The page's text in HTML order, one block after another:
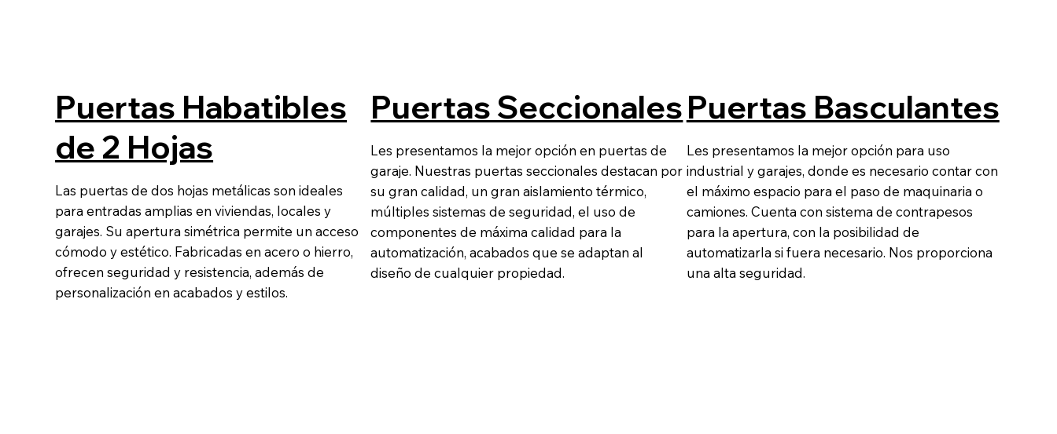
Puertas Habatibles
de 2 Hojas
Las puertas de dos hojas metálicas son ideales
para entradas amplias en viviendas, locales y
garajes. Su apertura simétrica permite un acceso
cómodo y estético. Fabricadas en acero o hierro,
ofrecen seguridad y resistencia, además de
personalización en acabados y estilos.
Puertas Seccionales
Les presentamos la mejor opción en puertas de
garaje. Nuestras puertas seccionales destacan por
su gran calidad, un gran aislamiento térmico,
múltiples sistemas de seguridad, el uso de
componentes de máxima calidad para la
automatización, acabados que se adaptan al
diseño de cualquier propiedad.
Puertas Basculantes
Les presentamos la mejor opción para uso
industrial y garajes, donde es necesario contar con
el máximo espacio para el paso de maquinaria o
camiones. Cuenta con sistema de contrapesos
para la apertura, con la posibilidad de
automatizarla si fuera necesario. Nos proporciona
una alta seguridad.